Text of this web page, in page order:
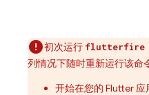
初次运行 flutterfire
列情况下随时重新运行该命
开始在您的 Flutter 应